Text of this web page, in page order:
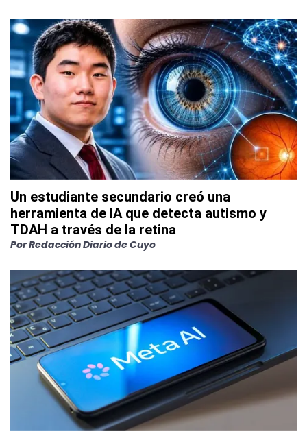
Un estudiante secundario creó una
herramienta de IA que detecta autismo y
TDAH a través de la retina
PorRedacción Diario de Cuyo